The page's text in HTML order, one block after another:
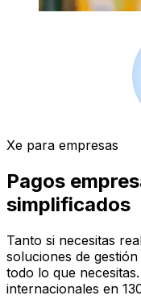
Xe para empresas
Pagos
simplificados
Tanto si necesitas
soluciones de
todo lo que
internacionales en